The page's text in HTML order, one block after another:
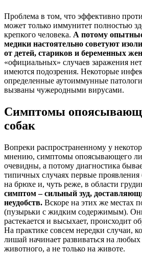
Проблема в том, что эффективно
может только иммунитет полностью
крепкого человека. А потому
медики настоятельно советуют
от детей, стариков и беременных
«официальных» случаев заражения
имеются подозрения. Некоторые
определенные аутоиммунные
вызваны чужеродными вирусами.
Симптомы
собак
Вопреки распространенному у
мнению, симптомы опоясывающего
очевидны, а потому диагностика
типичных случаях первые проявления
на брюхе и, чуть реже, в области
симптом – сильный зуд,
неудобств. Вскоре на этих же местах
(пузырьки с жидким содержимым).
растекается и высыхает, происходит
На практике совсем нередки случаи,
лишай начинает развиваться на любых
животного, а не только на животе.